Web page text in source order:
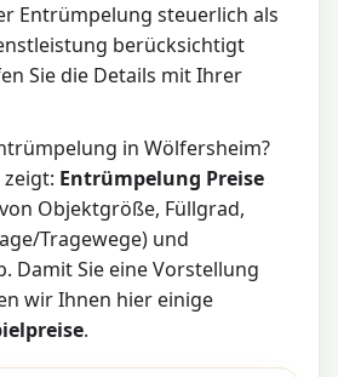
Entrümpelung steuerlich als
berücksichtigt
Sie die Details mit Ihrer
in Wölfersheim?
Entrümpelung Preise
Objektgröße, Füllgrad,
Tragewege) und
Damit Sie eine Vorstellung
wir Ihnen hier einige
.